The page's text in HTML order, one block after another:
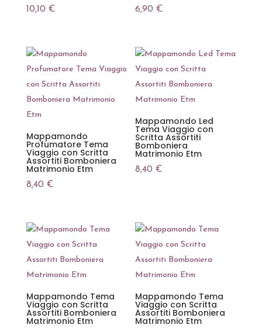
10,10 € 6,90€
Mappamondo
Profumatore Tema
Viaggio con Scritta
Assortiti Bomboniera
Matrimonio Etm
8,40 €
Mappamondo Led
Tema Viaggio con
Scritta Assortiti
Bomboniera
Matrimonio Etm
8,40€
Mappamondo Tema
Viaggio con Scritta
Assortiti Bomboniera
Matrimonio Etm
Mappamondo Tema
Viaggio con Scritta
Assortiti Bomboniera
Matrimonio Etm